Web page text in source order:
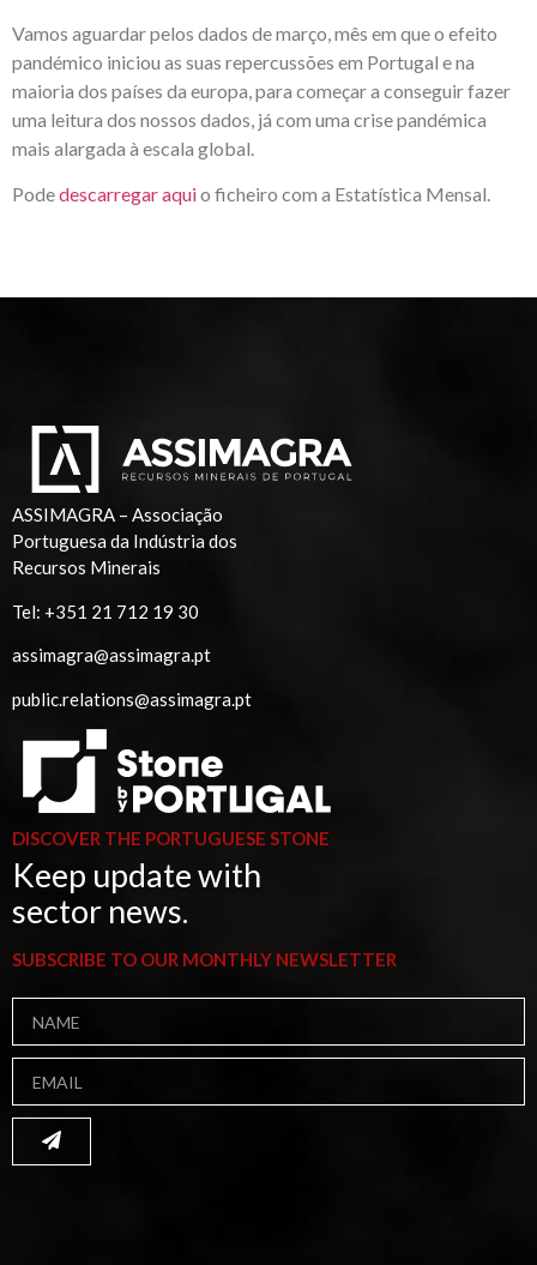
Vamos aguardar pelos dados de março, mês em que o efeito
pandémico iniciou as suas repercussões em Portugal e na
maioria dos países da europa, para começar a conseguir fazer
uma leitura dos nossos dados, já com uma crise pandémica
mais alargada à escala global.
Podedescarregar aquio ficheiro com a Estatística Mensal.
ASSIMAGRA – Associação
Portuguesa da Indústria dos
Recursos Minerais
Tel: +351 21 712 19 30
assimagra@assimagra.pt
public.relations@assimagra.pt
DISCOVER THE PORTUGUESE STONE
Keep update with
sector news.
SUBSCRIBE TO OUR MONTHLY NEWSLETTER